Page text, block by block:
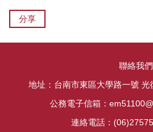
分享
聯絡我們
地址：台南市東區大學路一號
公務電子信箱：
連絡電話：